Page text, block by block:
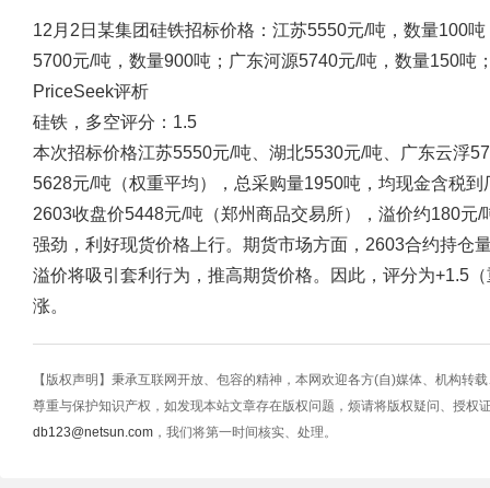
12月2日某集团硅铁招标价格：江苏5550元/吨，数量100
5700元/吨，数量900吨；广东河源5740元/吨，数量150吨
PriceSeek评析
硅铁，多空评分：1.5
本次招标价格江苏5550元/吨、湖北5530元/吨、广东云浮
5628元/吨（权重平均），总采购量1950吨，均现金含税
2603收盘价5448元/吨（郑州商品交易所），溢价约180元
强劲，利好现货价格上行。期货市场方面，2603合约持仓
溢价将吸引套利行为，推高期货价格。因此，评分为+1.5
涨。
【版权声明】秉承互联网开放、包容的精神，本网欢迎各方(自)媒体、机构转
尊重与保护知识产权，如发现本站文章存在版权问题，烦请将版权疑问、授权
db123@netsun.com ，我们将第一时间核实、处理。